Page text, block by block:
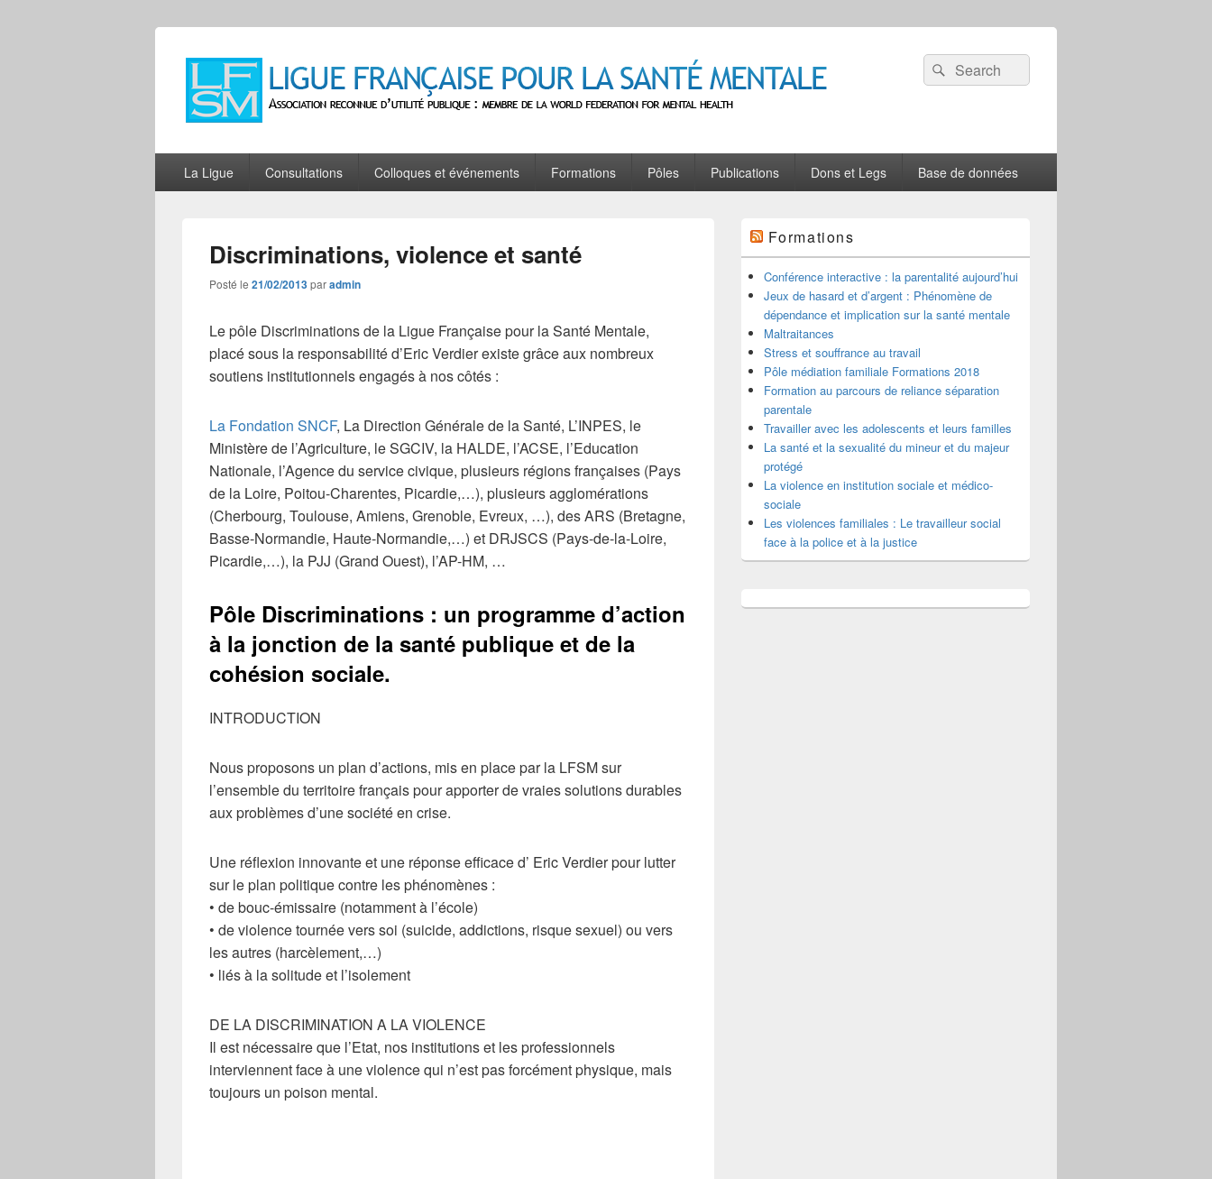
Ligue Française pour la Santé Mentale
Recherche :
Rechercher
principal
La Ligue Consultations Colloques et événements Formations Pôles Publications Dons et Legs Base de données
Discriminations, violence et santé
Posté le 21/02/2013paradmin
Le pôle Discriminations de la Ligue Française pour la Santé Mentale,
placé sous la responsabilité d’Eric Verdier existe grâce aux nombreux
soutiens institutionnels engagés à nos côtés :
La Fondation SNCF, La Direction Générale de la Santé, L’INPES, le
Ministère de l’Agriculture, le SGCIV, la HALDE, l’ACSE, l’Education
Nationale, l’Agence du service civique, plusieurs régions françaises (Pays
de la Loire, Poitou-Charentes, Picardie,…), plusieurs agglomérations
(Cherbourg, Toulouse, Amiens, Grenoble, Evreux, …), des ARS (Bretagne,
Basse-Normandie, Haute-Normandie,…) et DRJSCS (Pays-de-la-Loire,
Picardie,…), la PJJ (Grand Ouest), l’AP-HM, …
Pôle Discriminations : un programme d’action
à la jonction de la santé publique et de la
cohésion sociale.
INTRODUCTION
Nous proposons un plan d’actions, mis en place par la LFSM sur
l’ensemble du territoire français pour apporter de vraies solutions durables
aux problèmes d’une société en crise.
Une réflexion innovante et une réponse efficace d’ Eric Verdier pour lutter
sur le plan politique contre les phénomènes :
• de bouc-émissaire (notamment à l’école)
• de violence tournée vers soi (suicide, addictions, risque sexuel) ou vers
les autres (harcèlement,…)
• liés à la solitude et l’isolement
DE LA DISCRIMINATION A LA VIOLENCE
Il est nécessaire que l’Etat, nos institutions et les professionnels
interviennent face à une violence qui n’est pas forcément physique, mais
toujours un poison mental.
principale
de
widget
pour
barre
latérale
Formations
Conférence interactive : la parentalité aujourd’hui
Jeux de hasard et d’argent : Phénomène de
dépendance et implication sur la santé mentale
Maltraitances
Stress et souffrance au travail
Pôle médiation familiale Formations 2018
Formation au parcours de reliance séparation
parentale
Travailler avec les adolescents et leurs familles
La santé et la sexualité du mineur et du majeur
protégé
La violence en institution sociale et médico-
sociale
Les violences familiales : Le travailleur social
face à la police et à la justice